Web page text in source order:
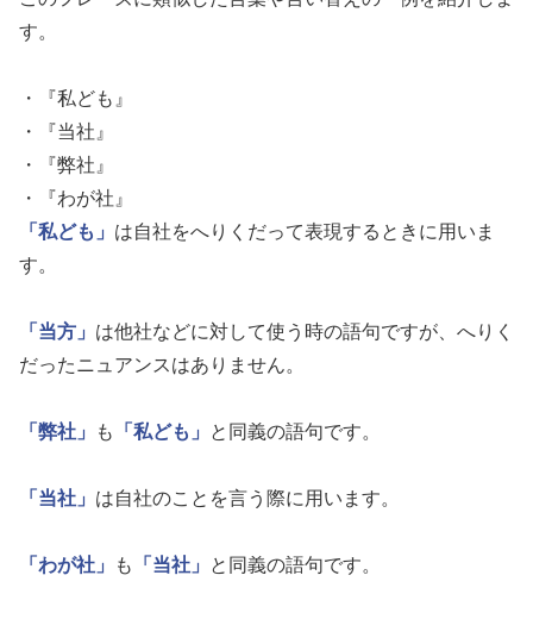
す。
・『私ども』
・『当社』
・『弊社』
・『わが社』
「私ども」 は自社をへりくだって表現するときに用いま
す。
「当方」 は他社などに対して使う時の語句ですが、へりく
だったニュアンスはありません。
「弊社」 も 「私ども」 と同義の語句です。
「当社」 は自社のことを言う際に用います。
「わが社」 も 「当社」 と同義の語句です。